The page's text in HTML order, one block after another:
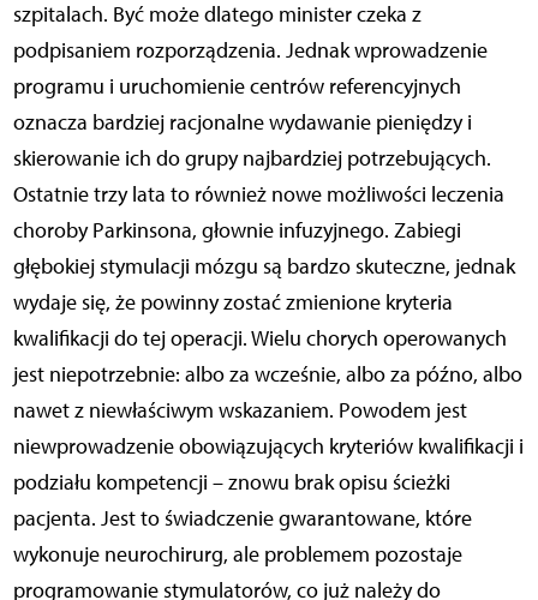
szpitalach. Być może dlatego minister czeka z
podpisaniem rozporządzenia. Jednak wprowadzenie
programu i uruchomienie centrów referencyjnych
oznacza bardziej racjonalne wydawanie pieniędzy i
skierowanie ich do grupy najbardziej potrzebujących.
Ostatnie trzy lata to również nowe możliwości leczenia
choroby Parkinsona, głownie infuzyjnego. Zabiegi
głębokiej stymulacji mózgu są bardzo skuteczne, jednak
wydaje się, że powinny zostać zmienione kryteria
kwalifikacji do tej operacji. Wielu chorych operowanych
jest niepotrzebnie: albo za wcześnie, albo za późno, albo
nawet z niewłaściwym wskazaniem. Powodem jest
niewprowadzenie obowiązujących kryteriów kwalifikacji i
podziału kompetencji – znowu brak opisu ścieżki
pacjenta. Jest to świadczenie gwarantowane, które
wykonuje neurochirurg, ale problemem pozostaje
programowanie stymulatorów, co już należy do